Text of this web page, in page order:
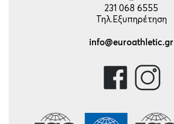
231 068 6555
Τηλ.Εξυπηρέτηση
info@euroathletic.gr